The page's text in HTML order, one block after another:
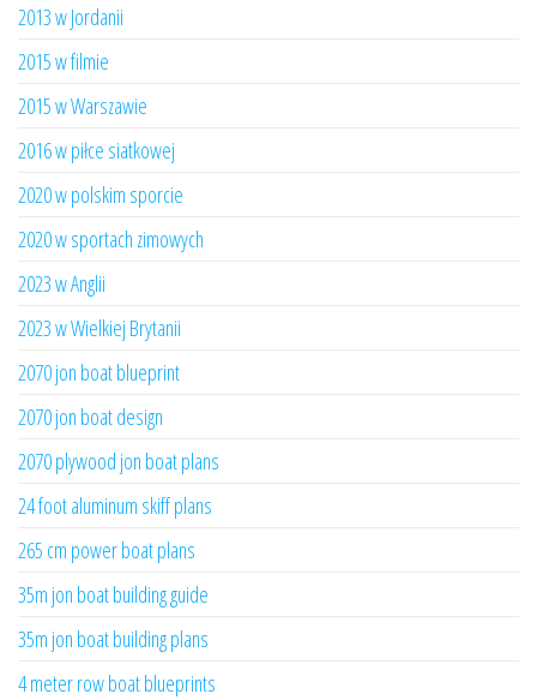
2013 w Jordanii
2015 w filmie
2015 w Warszawie
2016 w piłce siatkowej
2020 w polskim sporcie
2020 w sportach zimowych
2023 w Anglii
2023 w Wielkiej Brytanii
2070 jon boat blueprint
2070 jon boat design
2070 plywood jon boat plans
24 foot aluminum skiff plans
265 cm power boat plans
35m jon boat building guide
35m jon boat building plans
4 meter row boat blueprints